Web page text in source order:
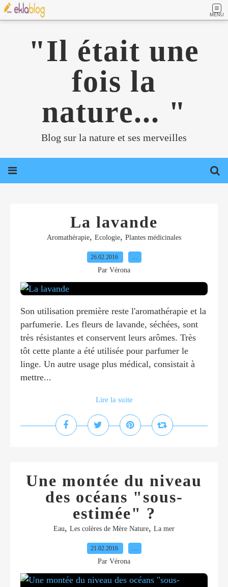
MENU
"Il était une
fois la
nature... "
Blog sur la nature et ses merveilles
La lavande
Aromathérapie, Ecologie, Plantes médicinales
26.02.2016 …
Par Vérona
Son utilisation première reste l'aromathérapie et la
parfumerie. Les fleurs de lavande, séchées, sont
très résistantes et conservent leurs arômes. Très
tôt cette plante a été utilisée pour parfumer le
linge. Un autre usage plus médical, consistait à
mettre...
Lire la suite
Une montée du niveau
des océans "sous-
estimée" ?
Eau, Les colères de Mère Nature, La mer
21.02.2016 …
Par Vérona